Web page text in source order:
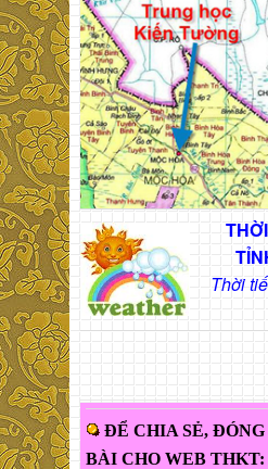
Thời
ĐỂ CHIA SẺ, ĐÓNG
BÀI CHO WEB THKT: